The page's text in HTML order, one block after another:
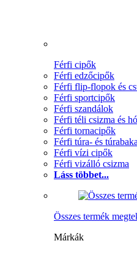
Férfi cipők
Férfi edzőcipők
Férfi flip-flopok és
Férfi sportcipők
Férfi szandálok
Férfi téli csizma és
Férfi tornacipők
Férfi túra- és
Férfi vízi cipők
Férfi vizálló csizma
Láss többet...
Összes termék
Márkák